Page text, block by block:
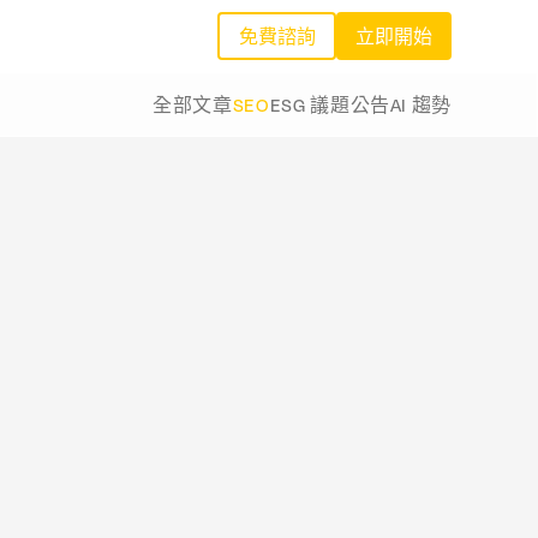
免費諮詢 立即開始
全部文章SEOESG 議題公告AI 趨勢